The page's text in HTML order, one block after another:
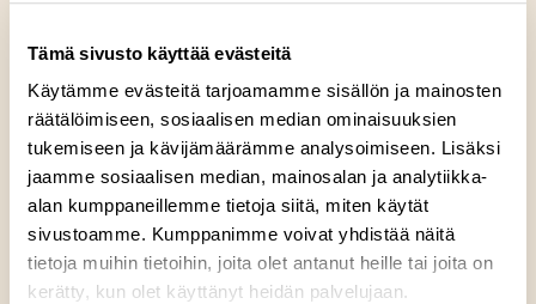
Tämä sivusto käyttää evästeitä
Käytämme evästeitä tarjoamamme sisällön ja mainosten
räätälöimiseen, sosiaalisen median ominaisuuksien
tukemiseen ja kävijämäärämme analysoimiseen. Lisäksi
jaamme sosiaalisen median, mainosalan ja analytiikka-
alan kumppaneillemme tietoja siitä, miten käytät
sivustoamme. Kumppanimme voivat yhdistää näitä
tietoja muihin tietoihin, joita olet antanut heille tai joita on
kerätty, kun olet käyttänyt heidän palvelujaan.
Ainesosat
Ravintosisältö